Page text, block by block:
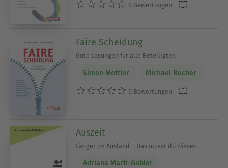
0 Bewertungen
Faire Scheidung
Gute Lösungen für alle Beteiligten
Simon Mettler Michael Bucher
0 Bewertungen
Auszeit
Länger im Ausland – Das musst du wissen
Adriana Marti-Gubler